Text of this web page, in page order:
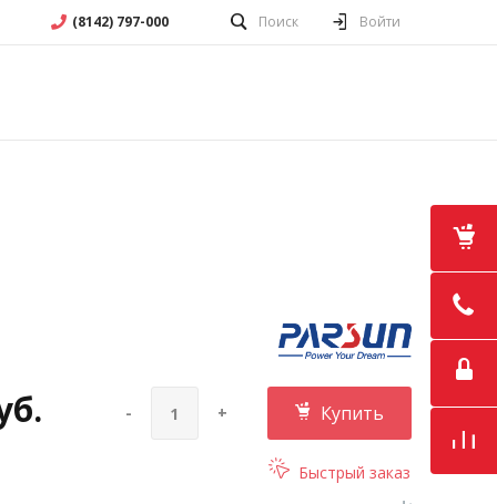
(8142) 797-000 Поиск Войти
- + Купить
Быстрый заказ